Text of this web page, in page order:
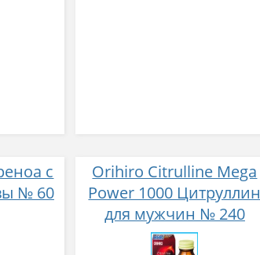
c
№ 60
Orihiro Citrulline Mega
Power 1000 Цитруллин
для мужчин № 240